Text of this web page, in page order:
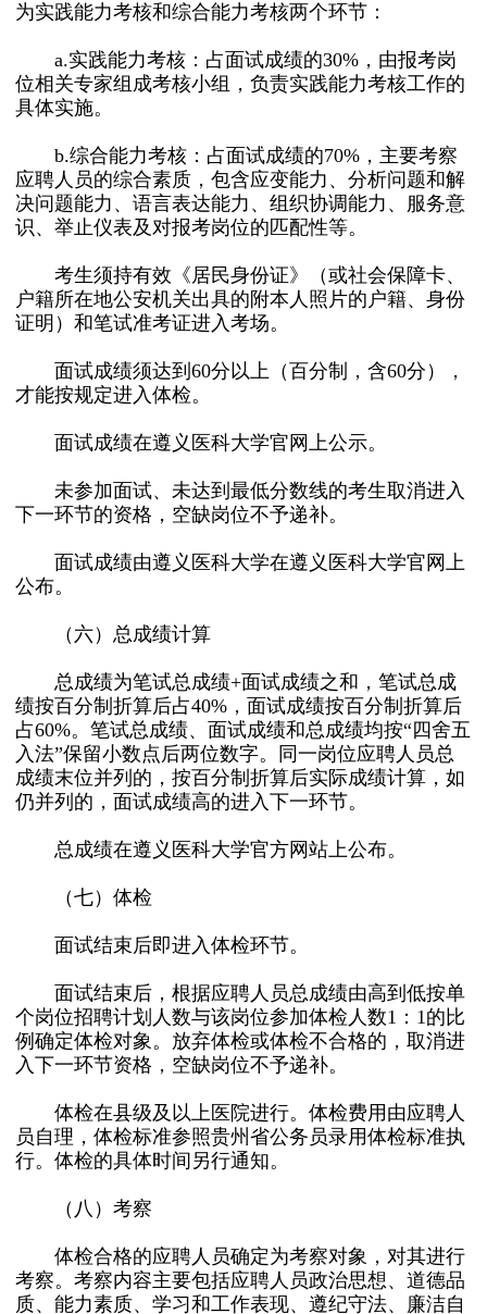
为实践能力考核和综合能力考核两个环节：
a.实践能力考核：占面试成绩的30%，由报考岗
位相关专家组成考核小组，负责实践能力考核工作的
具体实施。
b.综合能力考核：占面试成绩的70%，主要考察
应聘人员的综合素质，包含应变能力、分析问题和解
决问题能力、语言表达能力、组织协调能力、服务意
识、举止仪表及对报考岗位的匹配性等。
考生须持有效《居民身份证》（或社会保障卡、
户籍所在地公安机关出具的附本人照片的户籍、身份
证明）和笔试准考证进入考场。
面试成绩须达到60分以上（百分制，含60分），
才能按规定进入体检。
面试成绩在遵义医科大学官网上公示。
未参加面试、未达到最低分数线的考生取消进入
下一环节的资格，空缺岗位不予递补。
面试成绩由遵义医科大学在遵义医科大学官网上
公布。
（六）总成绩计算
总成绩为笔试总成绩+面试成绩之和，笔试总成
绩按百分制折算后占40%，面试成绩按百分制折算后
占60%。笔试总成绩、面试成绩和总成绩均按“四舍五
入法”保留小数点后两位数字。同一岗位应聘人员总
成绩末位并列的，按百分制折算后实际成绩计算，如
仍并列的，面试成绩高的进入下一环节。
总成绩在遵义医科大学官方网站上公布。
（七）体检
面试结束后即进入体检环节。
面试结束后，根据应聘人员总成绩由高到低按单
个岗位招聘计划人数与该岗位参加体检人数1：1的比
例确定体检对象。放弃体检或体检不合格的，取消进
入下一环节资格，空缺岗位不予递补。
体检在县级及以上医院进行。体检费用由应聘人
员自理，体检标准参照贵州省公务员录用体检标准执
行。体检的具体时间另行通知。
（八）考察
体检合格的应聘人员确定为考察对象，对其进行
考察。考察内容主要包括应聘人员政治思想、道德品
质、能力素质、学习和工作表现、遵纪守法、廉洁自